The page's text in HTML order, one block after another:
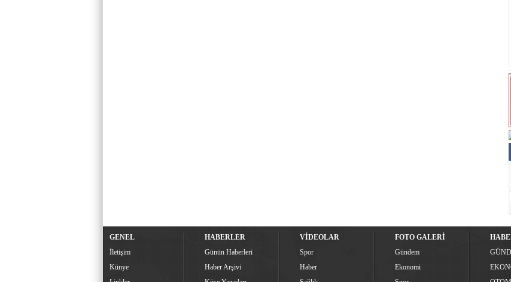
GENEL
İletişim
Künye
HABERLER
Günün Haberleri
Haber Arşivi
VİDEOLAR
Spor
Haber
FOTO GALERİ
Gündem
Ekonomi